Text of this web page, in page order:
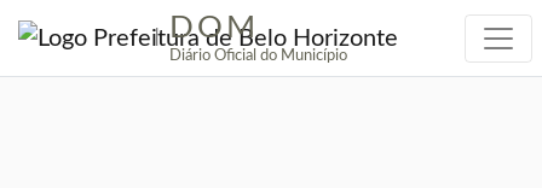
| DOM
Diário Oficial do Município